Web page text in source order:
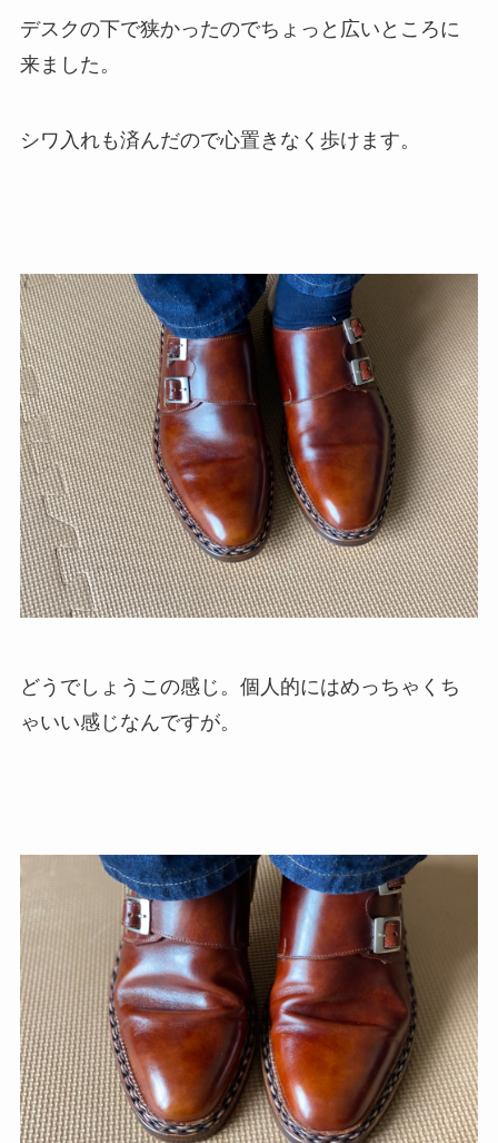
デスクの下で狭かったのでちょっと広いところに
来ました。
シワ入れも済んだので心置きなく歩けます。
どうでしょうこの感じ。個人的にはめっちゃくち
ゃいい感じなんですが。